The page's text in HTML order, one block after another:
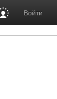
Войти